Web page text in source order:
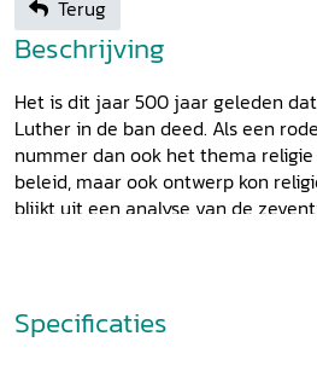
Terug
Beschrijving
Het is dit jaar 500 jaar geleden
Luther in de ban deed. Als een
nummer dan ook het thema
beleid, maar ook ontwerp kon
blijkt uit een analyse van de
tuin. Verder is er aandacht voor
van twee hoogadellijke vrouwen,
vereenzelvigden.
Specificaties